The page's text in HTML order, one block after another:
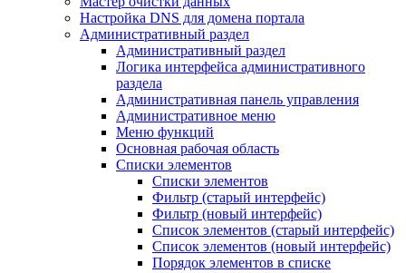
Настройка DNS для домена портала
Административный раздел
Административный раздел
Логика интерфейса административного
раздела
Административная панель управления
Административное меню
Меню функций
Основная рабочая область
Списки элементов
Списки элементов
Фильтр (старый интерфейс)
Фильтр (новый интерфейс)
Список элементов (старый интерфейс)
Список элементов (новый интерфейс)
Порядок элементов в списке